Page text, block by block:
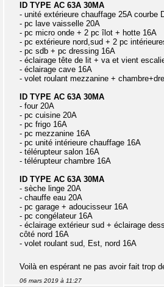
ID TYPE AC 63A 30MA
- unité extérieure chauffage 25A courbe
- pc lave vaisselle 20A
- pc micro onde + 2 pc îlot + hotte 16A
- pc extérieure nord,sud + 2 pc
- pc sdb + pc dressing 16A
- éclairage tête de lit + va et vient
- éclairage cave 16A
- volet roulant mezzanine +
ID TYPE AC 63A 30MA
- four 20A
- pc cuisine 20A
- pc frigo 16A
- pc mezzanine 16A
- pc unité intérieure chauffage 16A
- télérupteur salon 16A
- télérupteur chambre 16A
ID TYPE AC 63A 30MA
- sèche linge 20A
- chauffe eau 20A
- pc garage + adoucisseur 16A
- pc congélateur 16A
- éclairage extérieur sud + éclairage
côté nord 16A
- volet roulant sud, Est, nord 16A
Voilà en espérant ne pas avoir fait trop
06 mars 2019 à 11:27